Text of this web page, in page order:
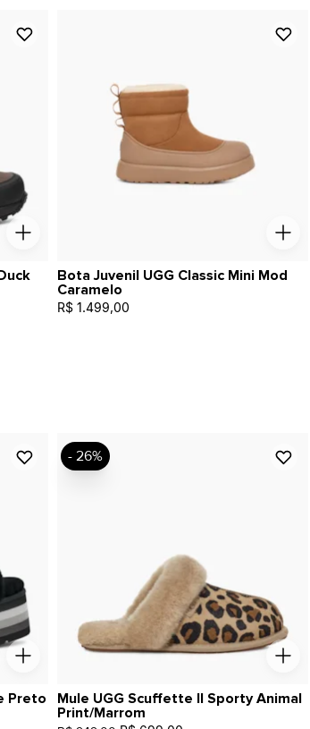
Bota Juvenil UGG Classic Mini Mod
Caramelo
R$ 1.499,00
Preto
Mule UGG Scuffette II Sporty Animal
Print/Marrom
- 26%